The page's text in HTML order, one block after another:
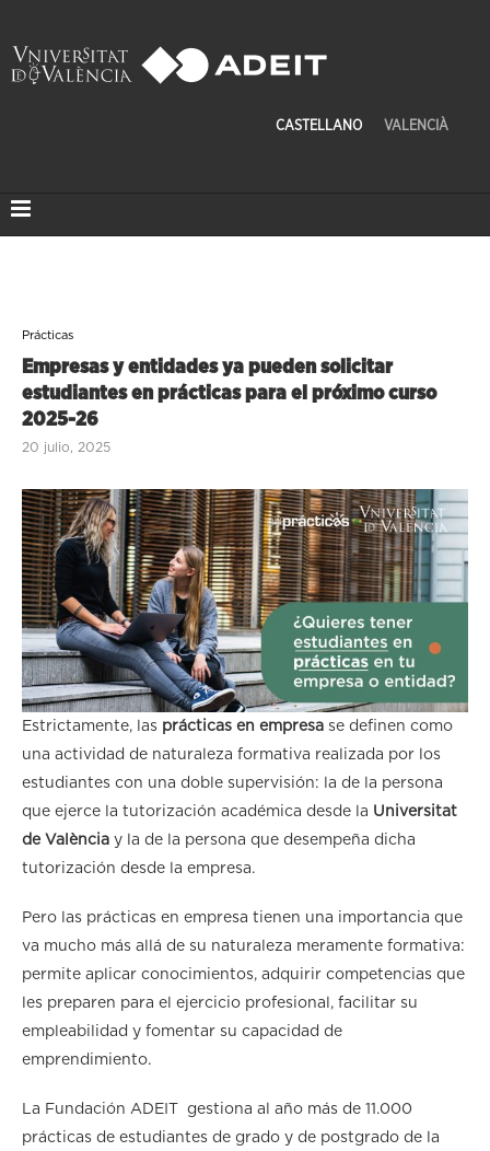
CASTELLANO VALENCIÀ
Prácticas
Empresas y entidades ya pueden solicitar
estudiantes en prácticas para el próximo curso
2025-26
20 julio, 2025
Estrictamente, las prácticas en empresa se definen como
una actividad de naturaleza formativa realizada por los
estudiantes con una doble supervisión: la de la persona
que ejerce la tutorización académica desde la Universitat
de València y la de la persona que desempeña dicha
tutorización desde la empresa.
Pero las prácticas en empresa tienen una importancia que
va mucho más allá de su naturaleza meramente formativa:
permite aplicar conocimientos, adquirir competencias que
les preparen para el ejercicio profesional, facilitar su
empleabilidad y fomentar su capacidad de
emprendimiento.
La Fundación ADEIT gestiona al año más de 11.000
prácticas de estudiantes de grado y de postgrado de la